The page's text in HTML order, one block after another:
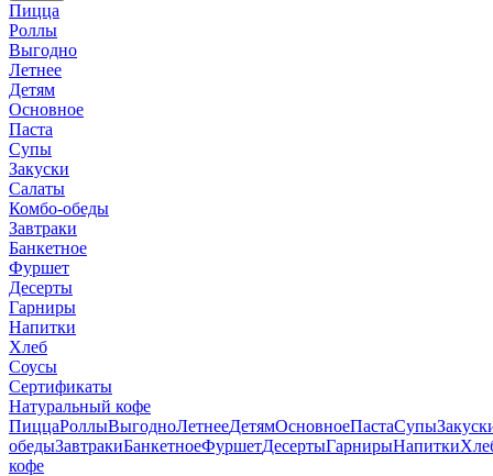
Пицца
Роллы
Выгодно
Летнее
Детям
Основное
Паста
Супы
Закуски
Салаты
Комбо-обеды
Завтраки
Банкетное
Фуршет
Десерты
Гарниры
Напитки
Хлеб
Соусы
Сертификаты
Натуральный кофе
ПиццаРоллыВыгодноЛетнееДетямОсновноеПастаСупы
обедыЗавтракиБанкетноеФуршетДесертыГарнирыНапитки
кофе